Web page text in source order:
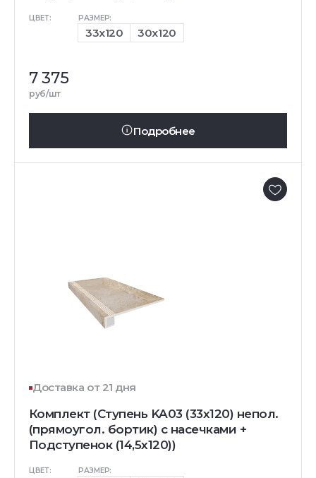
ЦВЕТ: РАЗМЕР:
33x120 30x120
7 375
руб/шт
Подробнее
Доставка от 21 дня
Комплект (Ступень KA03 (33x120) непол.
(прямоугол. бортик) с насечками +
Подступенок (14,5x120))
ЦВЕТ: РАЗМЕР: